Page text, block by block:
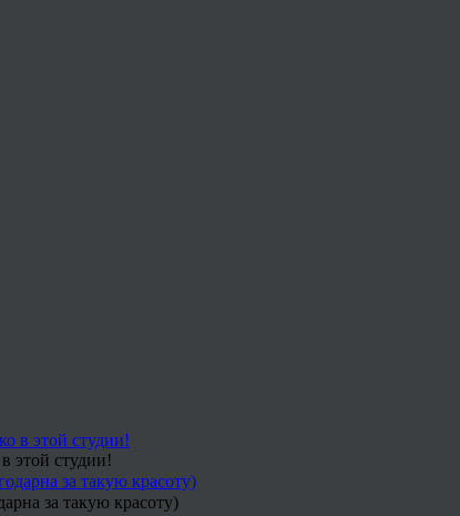
этой студии!
за такую красоту)